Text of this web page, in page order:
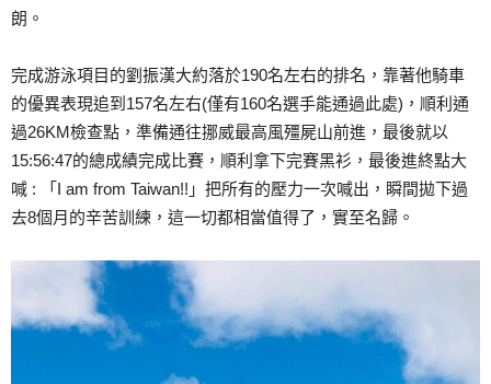
朗。
完成游泳項目的劉振漢大約落於190名左右的排名，靠著他騎車
的優異表現追到157名左右(僅有160名選手能通過此處)，順利通
過26KM檢查點，準備通往挪威最高風殭屍山前進，最後就以
15:56:47的總成績完成比賽，順利拿下完賽黑衫，最後進終點大
喊 : 「I am from Taiwan!!」把所有的壓力一次喊出，瞬間拋下過
去8個月的辛苦訓練，這一切都相當值得了，實至名歸。